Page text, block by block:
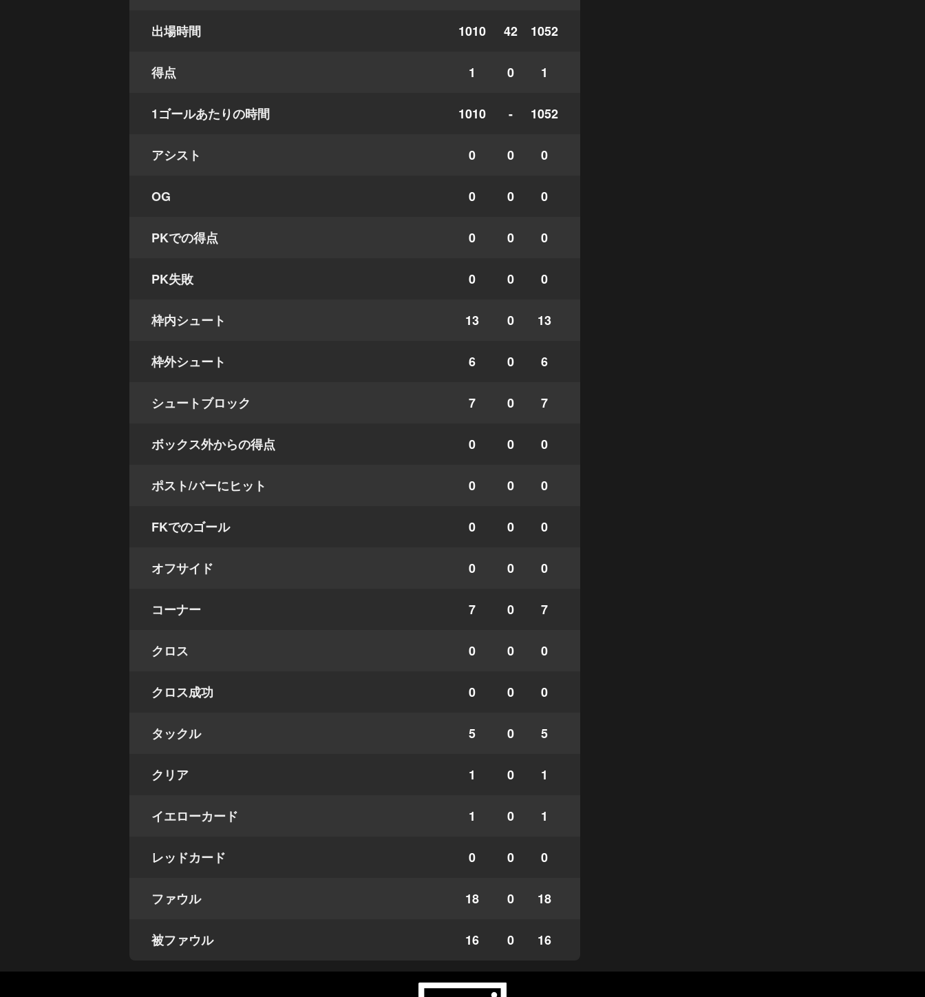
出場時間 1010 42 1052
得点 1 0 1
1ゴールあたりの時間 1010 - 1052
アシスト 0 0 0
OG 0 0 0
PKでの得点 0 0 0
PK失敗 0 0 0
枠内シュート 13 0 13
枠外シュート 6 0 6
シュートブロック 7 0 7
ボックス外からの得点 0 0 0
ポスト/バーにヒット 0 0 0
FKでのゴール 0 0 0
オフサイド 0 0 0
コーナー 7 0 7
クロス 0 0 0
クロス成功 0 0 0
タックル 5 0 5
クリア 1 0 1
イエローカード 1 0 1
レッドカード 0 0 0
ファウル 18 0 18
被ファウル 16 0 16